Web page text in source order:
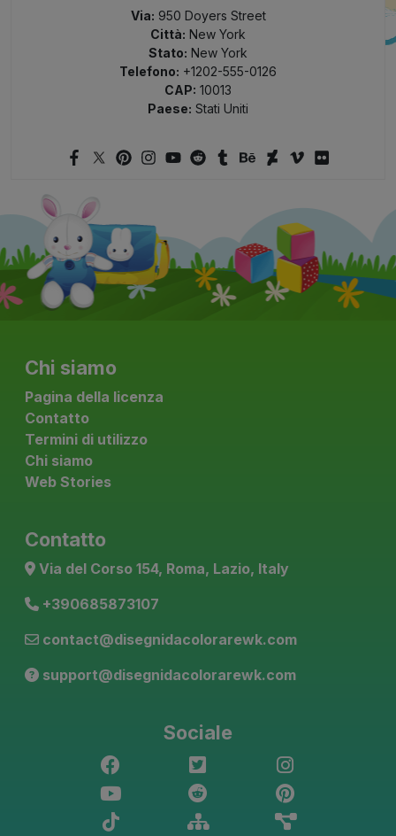
Via: 950 Doyers Street
Città: New York
Stato: New York
Telefono: +1202-555-0126
CAP: 10013
Paese: Stati Uniti
Chi siamo
Pagina della licenza
Contatto
Termini di utilizzo
Chi siamo
Web Stories
Contatto
Via del Corso 154, Roma, Lazio, Italy
+390685873107
contact@disegnidacolorarewk.com
support@disegnidacolorarewk.com
Sociale